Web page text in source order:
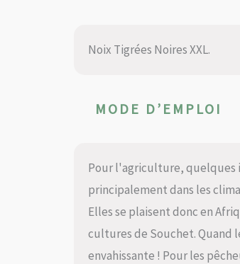
Noix Tigrées Noires XXL.
MODE D’EMPLOI
Pour l'agriculture, quelques
principalement dans les
Elles se plaisent donc en
cultures de Souchet.
envahissante ! Pour les